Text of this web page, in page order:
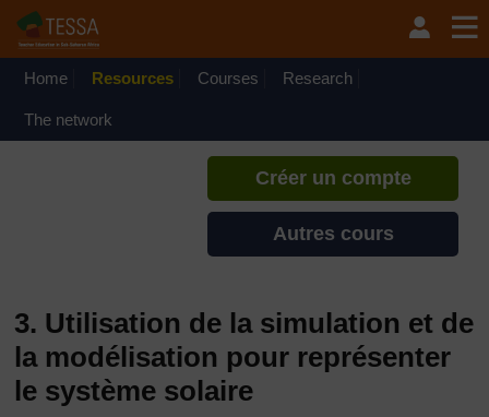
Home Resources Courses Research
The network
TESSA - Guinée Équatoriale
Si vous créez un compte, vous
pouvez établir un profil
Créer un compte
Autres cours
3. Utilisation de la simulation et de
la modélisation pour représenter
le système solaire